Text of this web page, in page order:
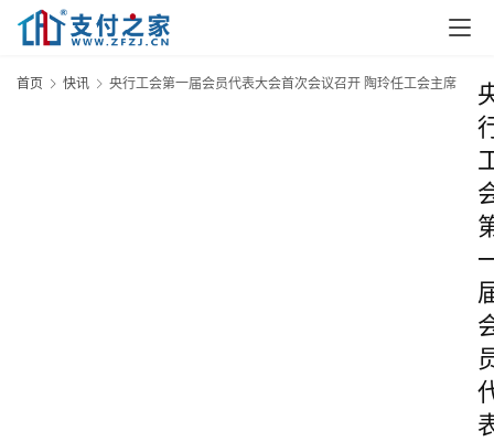
首页 快讯 央行工会第一届会员代表大会首次会议召开 陶玲任工会主席